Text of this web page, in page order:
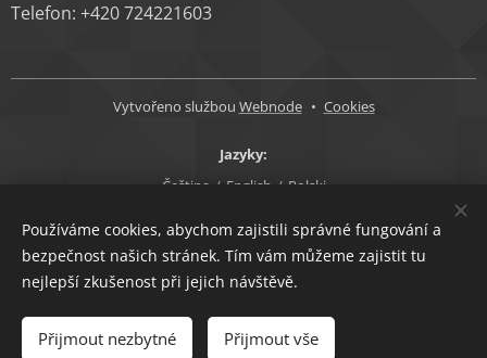
Do košíku
Telefon: +420 724221603
Vytvořeno službou Webnode Cookies
Jazyky
Čeština
English Polski
Měna
CZK Kč
EUR €
Používáme cookies, abychom zajistili správné fungování a
bezpečnost našich stránek. Tím vám můžeme zajistit tu
nejlepší zkušenost při jejich návštěvě.
Přijmout nezbytné Přijmout vše